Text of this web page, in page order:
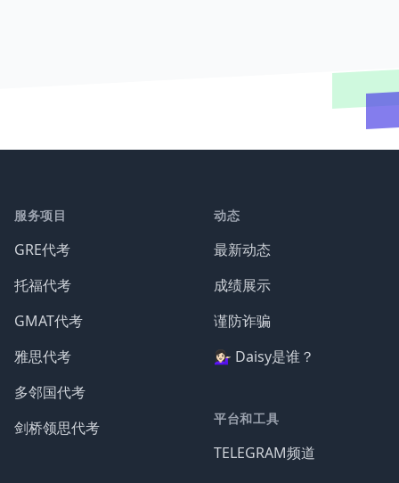
服务项目
GRE代考
托福代考
GMAT代考
雅思代考
多邻国代考
剑桥领思代考
动态
最新动态
成绩展示
谨防诈骗
💁🏻‍♀️ Daisy是谁？
平台和工具
TELEGRAM频道